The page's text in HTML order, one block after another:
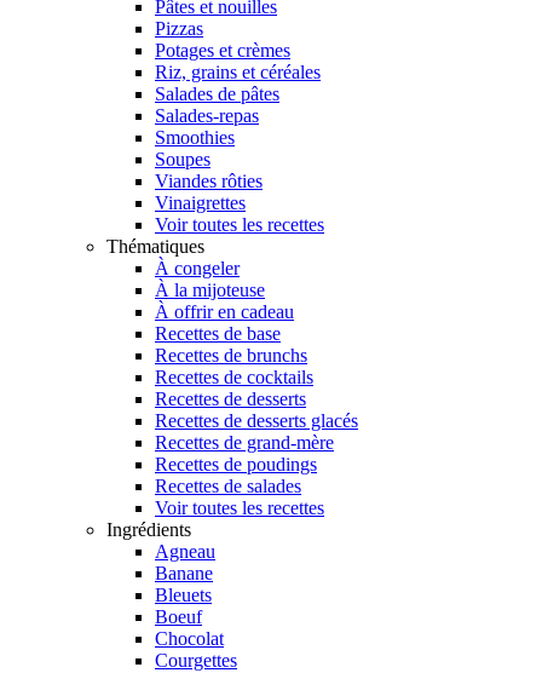
Pâtes et nouilles
Pizzas
Potages et crèmes
Riz, grains et céréales
Salades de pâtes
Salades-repas
Smoothies
Soupes
Viandes rôties
Vinaigrettes
Voir toutes les recettes
Thématiques
À congeler
À la mijoteuse
À offrir en cadeau
Recettes de base
Recettes de brunchs
Recettes de cocktails
Recettes de desserts
Recettes de desserts glacés
Recettes de grand-mère
Recettes de poudings
Recettes de salades
Voir toutes les recettes
Ingrédients
Agneau
Banane
Bleuets
Boeuf
Chocolat
Courgettes